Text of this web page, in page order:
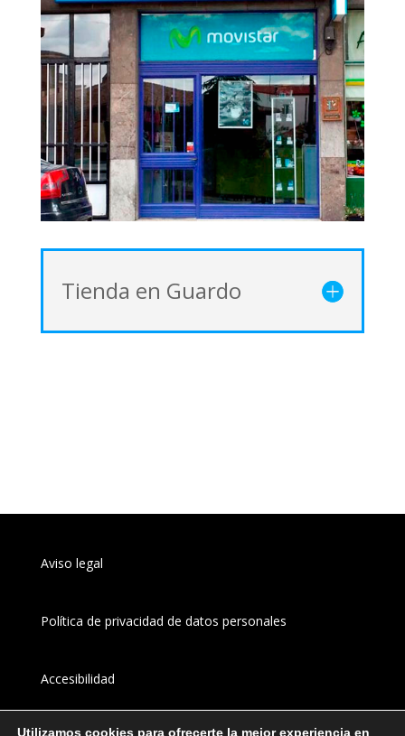
Tienda en Guardo
Aviso legal
Política de privacidad de datos personales
Accesibilidad
Utilizamos cookies para ofrecerte la mejor experiencia en